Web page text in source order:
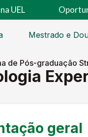
UEL
Mestrado e
de Pós-graduação
geral